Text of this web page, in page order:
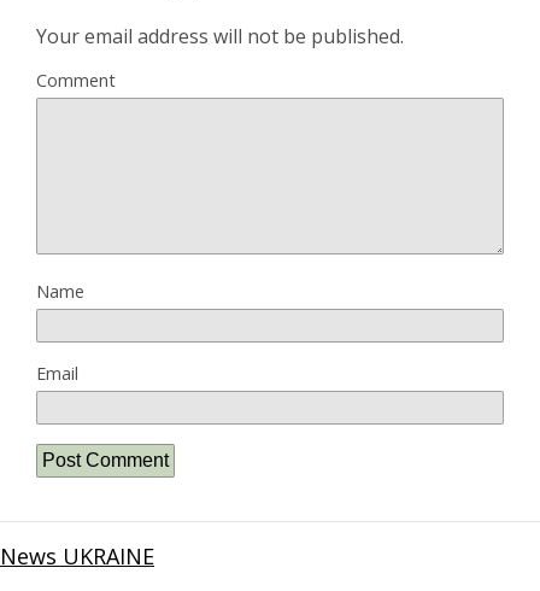
Your email address will not be published.
Comment
Name
Email
News UKRAINE